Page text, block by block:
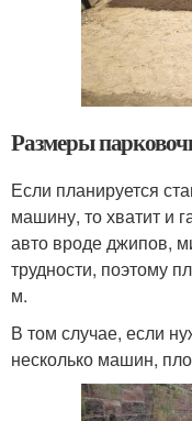
Размеры
Если планируется
машину, то хватит и
авто вроде джипов,
трудности, поэтому
м.
В том случае, если
несколько машин,